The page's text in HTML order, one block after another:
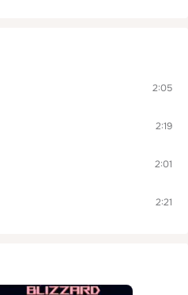
2:05
2:19
2:01
2:21